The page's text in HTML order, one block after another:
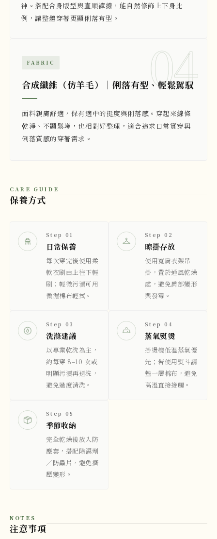
神。搭配合身版型與直順褲線，能自然修飾上下身比
例，讓整體穿著更顯俐落有型。
04
FABRIC
合成纖維（仿羊毛）｜俐落有型、輕鬆駕馭
面料親膚舒適，保有適中的挺度與俐落感。穿起來線條
乾淨、不顯鬆垮，也相對好整理，適合追求日常實穿與
俐落質感的穿著需求。
CARE GUIDE
保養方式
Step 01
日常保養
每次穿完後使用柔
軟衣刷由上往下輕
刷；輕微污漬可用
微濕棉布輕拭。
Step 02
晾掛存放
使用寬肩衣架吊
掛，置於通風乾燥
處，避免肩部變形
與發霉。
Step 03
洗滌建議
以專業乾洗為主，
約每穿 8–10 次或
明顯污漬再送洗，
避免過度清洗。
Step 04
蒸氣熨燙
掛燙機低溫蒸氣優
先；若使用熨斗請
墊一層棉布，避免
高溫直接接觸。
Step 05
季節收納
完全乾燥後放入防
塵套，搭配除濕劑
／防蟲片，避免擠
壓變形。
NOTES
注意事項